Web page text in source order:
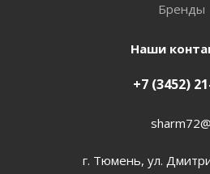
Бренды
Наши
+7 (3452)
г. Тюмень, ул.